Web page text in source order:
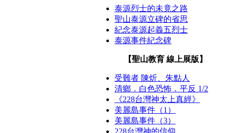
泰源烈士的未竟之路
聖山泰源立碑的省思
紀念泰源起義五烈士
泰源事件紀念碑
【聖山教育 線上展版】
受難者 陳炘、朱點人
清鄉．白色恐怖．平反 1/2
《228台灣神太上真經》
美麗島事件（1）
美麗島事件（3）
228台灣神的信仰